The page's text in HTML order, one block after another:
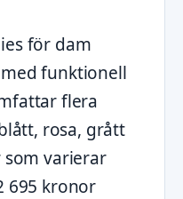
för dam
funktionell
flera
rosa, grått
varierar
695 kronor